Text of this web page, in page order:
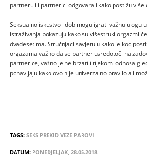
partneru ili partnerici odgovara i kako postižu više
Seksualno iskustvo i dob mogu igrati važnu ulogu
istraživanja pokazuju kako su višestruki orgazmi
dvadesetima. Stručnjaci savjetuju kako je kod
orgazama važno da se partner usredotoči na
partnerice, važno je ne brzati i tijekom odnosa
ponavljaju kako ovo nije univerzalno pravilo ali
TAGS: SEKS PREKID VEZE PAROVI
DATUM: PONEDJELJAK, 28.05.2018.